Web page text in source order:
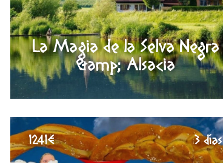
La Magia de la Selva Negra
&amp; Alsacia
1241€ 3 días